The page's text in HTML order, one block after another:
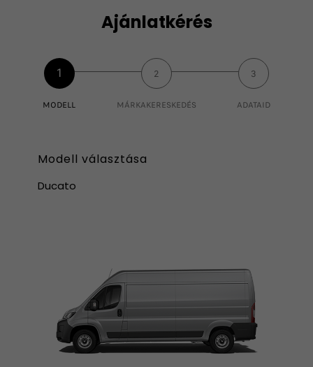
Ajánlatkérés
1
MODELL
2
MÁRKAKERESKEDÉS
3
ADATAID
Modell választása
Ducato